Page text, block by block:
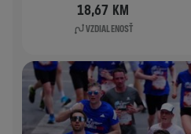
18,67 KM
VZDIALENOSŤ